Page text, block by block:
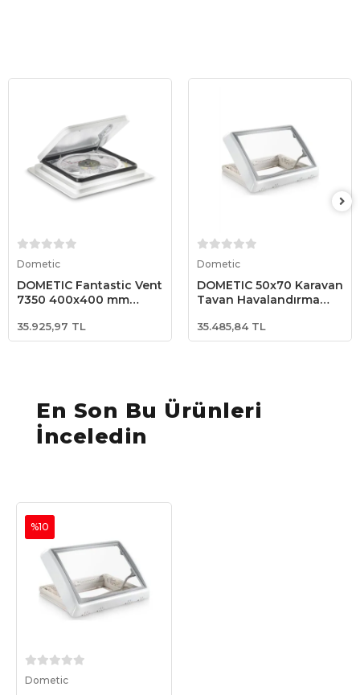
Dometic
DOMETIC Fantastic Vent
7350 400x400 mm
Çatı Havalandırması –
12V Fanlı Tavan
35.925,97 TL
Dometic
DOMETIC 50x70 Karavan
Tavan Havalandırma
35.485,84 TL
En Son Bu Ürünleri
İnceledin
Dometic
%10